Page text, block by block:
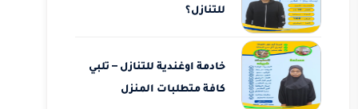
للتنازل؟
خادمة اوغندية للتنازل – تلبي
كافة متطلبات المنزل